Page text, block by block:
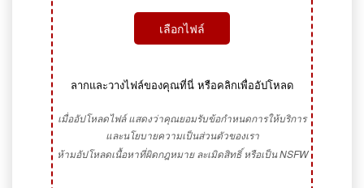
เลือกไฟล์
ลากและวางไฟล์ของคุณที่นี่ หรือคลิกเพื่ออัปโหลด
เมื่ออัปโหลดไฟล์ แสดงว่าคุณยอมรับข้อกำหนดการให้บริการ
และนโยบายความเป็นส่วนตัวของเรา
ห้ามอัปโหลดเนื้อหาที่ผิดกฎหมาย ละเมิดสิทธิ์ หรือเป็น NSFW